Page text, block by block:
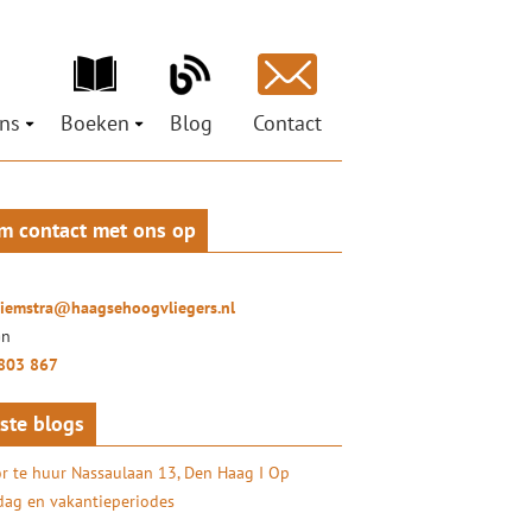
organisaties
Hiemstra
Social Return
Boeken
Mag ik je grootluisteren? Vertel!
LuisterLiefde
Blog Contact
contact met ons op
867
blogs
te huur Nassaulaan 13, Den Haag I Op
en vakantieperiodes